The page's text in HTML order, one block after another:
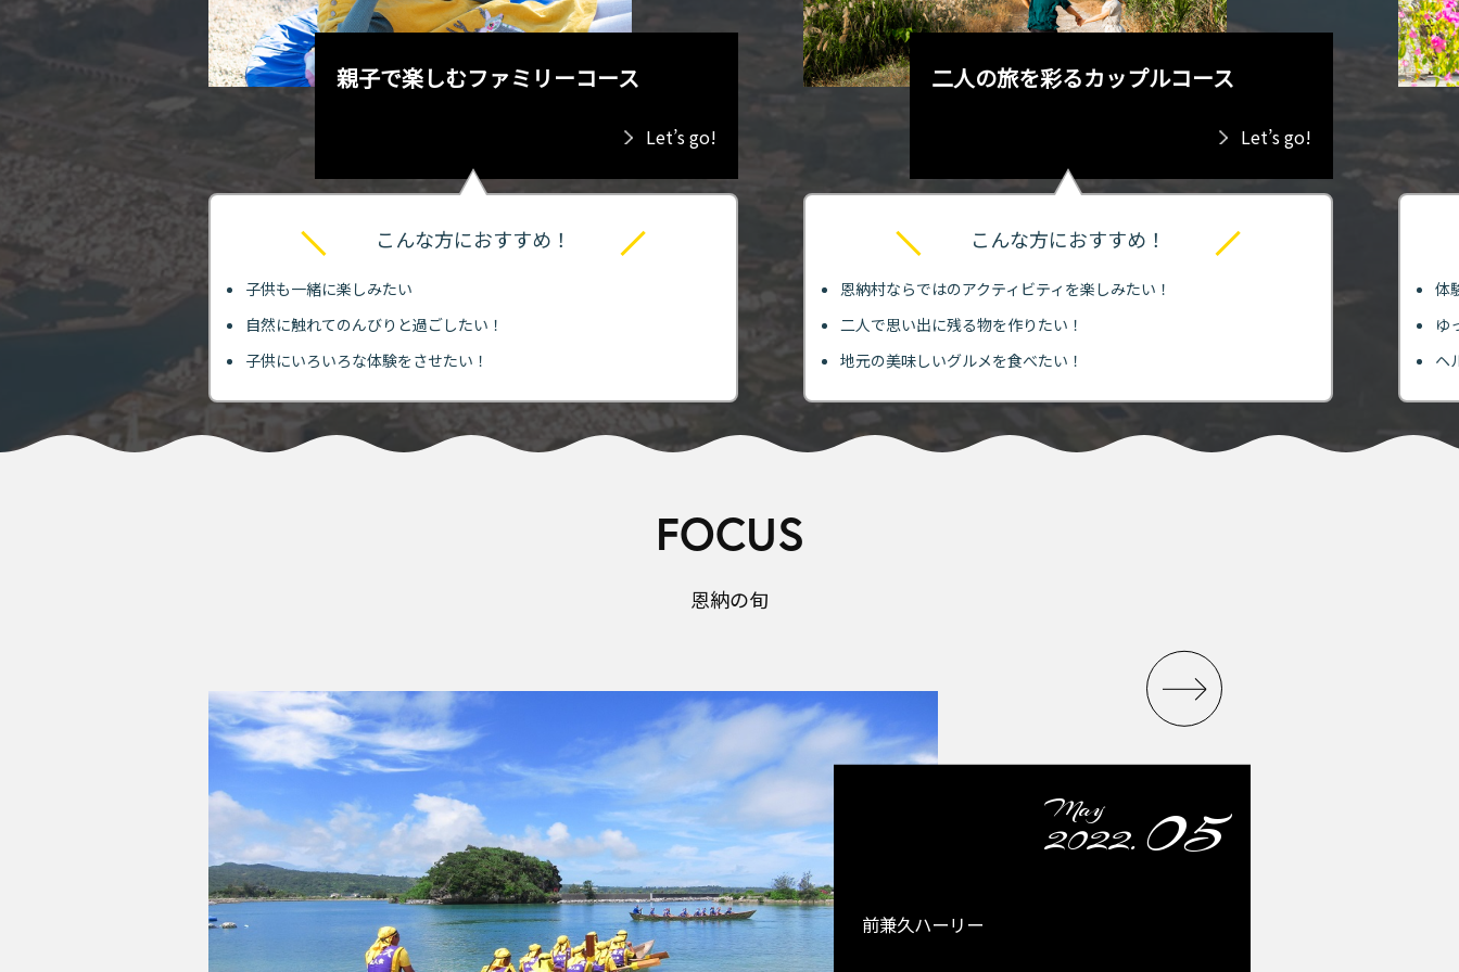
巡るのも
親子で楽しむファミリーコース
Let’s go!
こんな方におすすめ！
子供も一緒に楽しみたい
自然に触れてのんびりと過ごしたい！
子供にいろいろな体験をさせたい！
二人の旅を彩るカップルコース
Let’s go!
こんな方におすすめ！
恩納村ならではのアクティビティを楽しみたい！
二人で思い出に残る物を作りたい！
地元の美味しいグルメを食べたい！
体
ゆ
ヘ
FOCUS
恩納の旬
May
2022. 05
前兼久ハーリー